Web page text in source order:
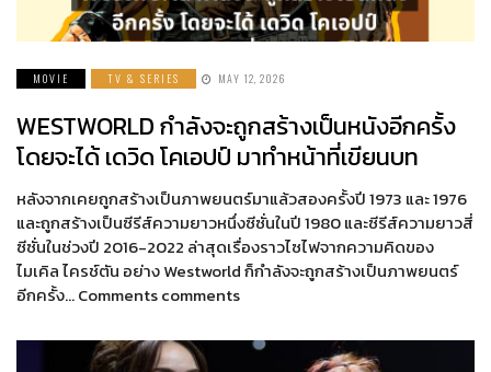
MOVIE TV & SERIES MAY 12, 2026
WESTWORLD กำลังจะถูกสร้างเป็นหนังอีกครั้ง
โดยจะได้ เดวิด โคเอปป์ มาทำหน้าที่เขียนบท
หลังจากเคยถูกสร้างเป็นภาพยนตร์มาแล้วสองครั้งปี 1973 และ 1976
และถูกสร้างเป็นซีรีส์ความยาวหนึ่งซีซั่นในปี 1980 และซีรีส์ความยาวสี่
ซีซั่นในช่วงปี 2016-2022 ล่าสุดเรื่องราวไซไฟจากความคิดของ
ไมเคิล ไครช์ตัน อย่าง Westworld ก็กำลังจะถูกสร้างเป็นภาพยนตร์
อีกครั้ง… Comments comments